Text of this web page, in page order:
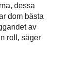
dessa
dom bästa
av
roll, säger